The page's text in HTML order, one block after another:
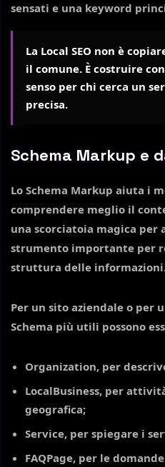
sensati e una keyword
La Local SEO non è
il comune. È costruire
senso per chi cerca un
precisa.
Schema Markup e
Lo Schema Markup aiuta i
comprendere meglio il
una scorciatoia magica per
strumento importante per
struttura delle
Per un sito aziendale o per
Schema più utili possono
Organization, per
LocalBusiness, per
geografica;
Service, per spiegare i
FAQPage, per le